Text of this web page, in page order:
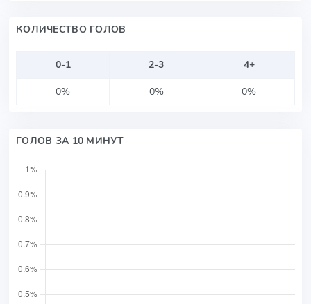
КОЛИЧЕСТВО ГОЛОВ
0-1 2-3
4+
0%
0% 0%
ГОЛОВ ЗА 10 МИНУТ